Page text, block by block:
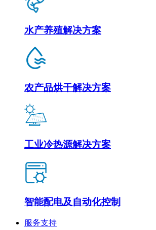
水产养殖解决方案
农产品烘干解决方案
工业冷热源解决方案
智能配电及自动化控制
服务支持